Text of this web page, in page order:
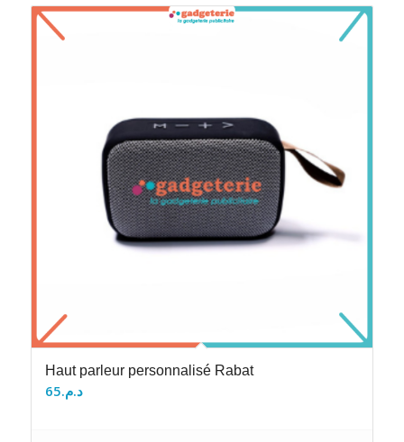
Haut parleur personnalisé Rabat
د.م.65